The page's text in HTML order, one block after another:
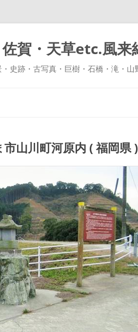
賀・天草etc.風来
史跡・古写真・巨樹・石橋・滝・山
ッ
プ
川町河原内 ( 福岡県 )